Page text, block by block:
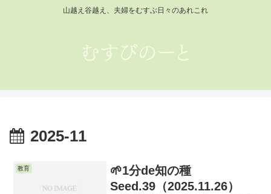
山越え谷越え、夫婦をむすぶ日々のあれこれ
2025-11
教育
🌱1分de知の種
Seed.39（2025.11.26）